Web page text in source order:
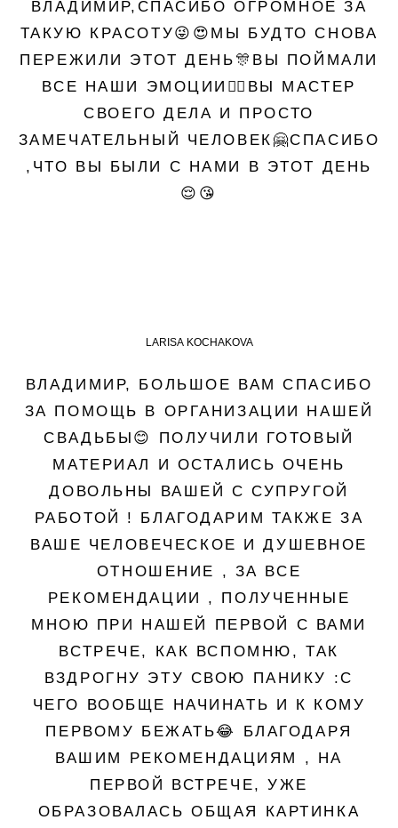
ВЛАДИМИР,СПАСИБО ОГРОМНОЕ ЗА
ТАКУЮ КРАСОТУ😜😍МЫ БУДТО СНОВА
ПЕРЕЖИЛИ ЭТОТ ДЕНЬ🎊ВЫ ПОЙМАЛИ
ВСЕ НАШИ ЭМОЦИИ👍🏻ВЫ МАСТЕР
СВОЕГО ДЕЛА И ПРОСТО
ЗАМЕЧАТЕЛЬНЫЙ ЧЕЛОВЕК🤗СПАСИБО
,ЧТО ВЫ БЫЛИ С НАМИ В ЭТОТ ДЕНЬ
😌😘
LARISA KOCHAKOVA
ВЛАДИМИР, БОЛЬШОЕ ВАМ СПАСИБО
ЗА ПОМОЩЬ В ОРГАНИЗАЦИИ НАШЕЙ
СВАДЬБЫ😊 ПОЛУЧИЛИ ГОТОВЫЙ
МАТЕРИАЛ И ОСТАЛИСЬ ОЧЕНЬ
ДОВОЛЬНЫ ВАШЕЙ С СУПРУГОЙ
РАБОТОЙ ! БЛАГОДАРИМ ТАКЖЕ ЗА
ВАШЕ ЧЕЛОВЕЧЕСКОЕ И ДУШЕВНОЕ
ОТНОШЕНИЕ , ЗА ВСЕ
РЕКОМЕНДАЦИИ , ПОЛУЧЕННЫЕ
МНОЮ ПРИ НАШЕЙ ПЕРВОЙ С ВАМИ
ВСТРЕЧЕ, КАК ВСПОМНЮ, ТАК
ВЗДРОГНУ ЭТУ СВОЮ ПАНИКУ :С
ЧЕГО ВООБЩЕ НАЧИНАТЬ И К КОМУ
ПЕРВОМУ БЕЖАТЬ😂 БЛАГОДАРЯ
ВАШИМ РЕКОМЕНДАЦИЯМ , НА
ПЕРВОЙ ВСТРЕЧЕ, УЖЕ
ОБРАЗОВАЛАСЬ ОБЩАЯ КАРТИНКА